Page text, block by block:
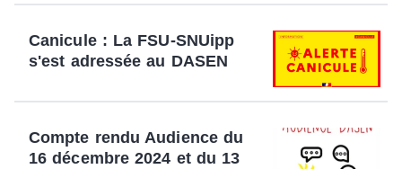
Canicule : La FSU-SNUipp
s'est adressée au DASEN
Compte rendu Audience du
16 décembre 2024 et du 13